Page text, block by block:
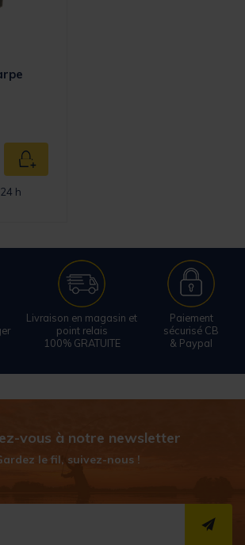
of 5 Customer Rating
Ajouter au panier
h
Livraison en magasin et
point relais
100% GRATUITE
Paiement
sécurisé CB
& Paypal
vous à notre newsletter
le fil, suivez-nous !